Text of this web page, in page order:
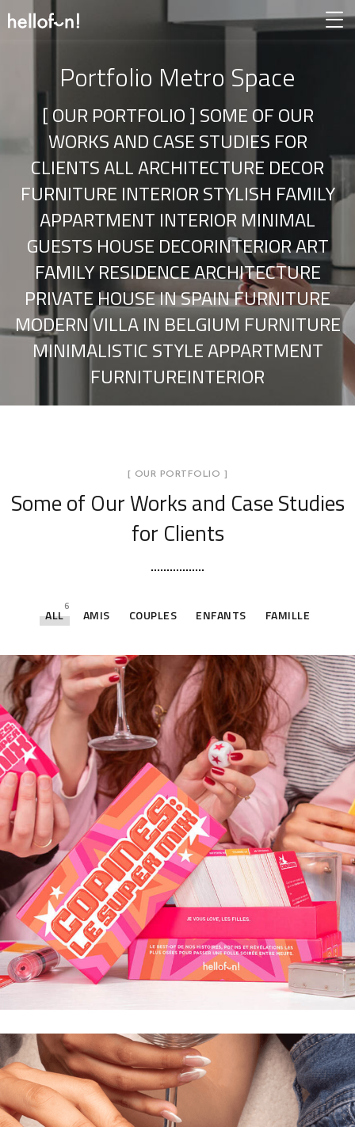
Portfolio Metro Space
[ OUR PORTFOLIO ] SOME OF OUR
WORKS AND CASE STUDIES FOR
CLIENTS ALL ARCHITECTURE DECOR
FURNITURE INTERIOR STYLISH FAMILY
APPARTMENT INTERIOR MINIMAL
GUESTS HOUSE DECORINTERIOR ART
FAMILY RESIDENCE ARCHITECTURE
PRIVATE HOUSE IN SPAIN FURNITURE
MODERN VILLA IN BELGIUM FURNITURE
MINIMALISTIC STYLE APPARTMENT
FURNITUREINTERIOR
[ OUR PORTFOLIO ]
Some of Our Worksand Case Studies
for Clients
ALL
6
AMIS COUPLES ENFANTS FAMILLE
COPINES: LE SUPER MIX
RÉVÉLATIONS LES PLUS OSÉES POUR PASSER UNE